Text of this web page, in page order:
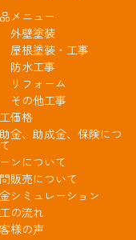
メニュー
外壁塗装
屋根塗装・工事
防水工事
リフォーム
その他工事
価格
金、助成金、保険につ
ンについて
販売について
シミュレーション
の流れ
様の声